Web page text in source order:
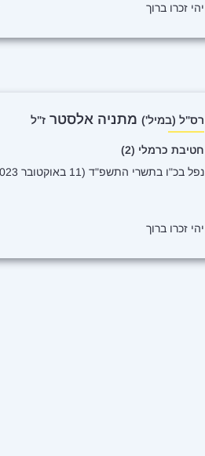
יהי זכרו ברוך
רס"ל (במיל') מתניה אלסטר ז"ל
חטיבת כרמלי (2)
נפל בכ"ו בתשרי התשפ"ד (11 באוקטובר 2023)
יהי זכרו ברוך